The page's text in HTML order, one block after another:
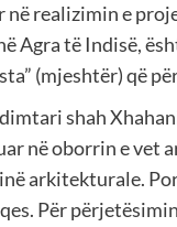
realizimin e
Agra të Indisë,
(mjeshtër) që
shah
në oborrin e
arkitekturale.
Për